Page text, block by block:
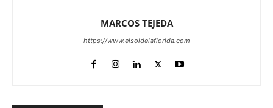
MARCOS TEJEDA
https://www.elsoldelaflorida.com